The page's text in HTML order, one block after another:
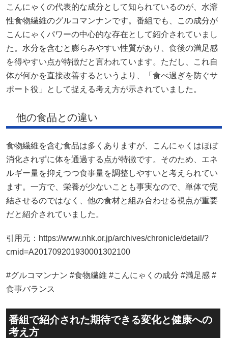
こんにゃくの代表的な成分として知られているのが、水溶
性食物繊維のグルコマンナンです。番組でも、この成分が
こんにゃくパワーの中心的な存在として紹介されていまし
た。水分を含むと膨らみやすい性質があり、食後の満足感
を得やすい点が特徴だと言われています。ただし、これ自
体が何かを直接改善するというより、「食べ過ぎを防ぐサ
ポート役」として捉える考え方が示されていました。
他の食品との違い
食物繊維を含む食品は多くありますが、こんにゃくはほぼ
消化されずに体を通過する点が特徴です。そのため、エネ
ルギー量を抑えつつ食事量を調整しやすいと考えられてい
ます。一方で、栄養が少ないことも事実なので、単体で完
結させるのではなく、他の食材と組み合わせる視点が重要
だと紹介されていました。
引用元：https://www.nhk.or.jp/archives/chronicle/detail/?
crnid=A201709201930001302100
#グルコマンナン #食物繊維 #こんにゃくの成分 #満足感 #
食事バランス
番組で紹介された期待できる変化と健康への
考え方